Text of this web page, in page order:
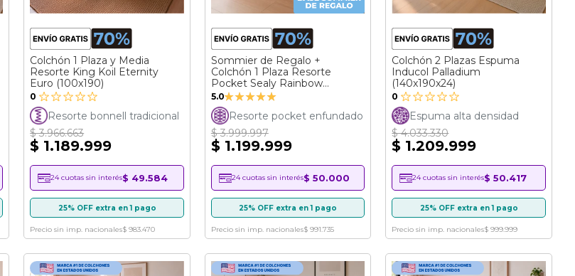
Colchón 1 Plaza y Media
Resorte King Koil Eternity
Euro (100x190)
0
Resorte bonnell tradicional
$ 3.966.663
$ 1.189.999
24 cuotas sin interés$ 49.584
25% OFF extra en 1 pago
Precio sin imp. nacionales$ 983.470
Sommier de Regalo +
Colchón 1 Plaza Resorte
Pocket Sealy Rainbow
(080x190)
5.0Valoración:
100%
Resorte pocket enfundado
$ 3.999.997
$ 1.199.999
24 cuotas sin interés$ 50.000
25% OFF extra en 1 pago
Precio sin imp. nacionales$ 991.735
Colchón 2 Plazas Espuma
Inducol Palladium
(140x190x24)
0
Espuma alta densidad
$ 4.033.330
$ 1.209.999
24 cuotas sin interés$ 50.417
25% OFF extra en 1 pago
Precio sin imp. nacionales$ 999.999